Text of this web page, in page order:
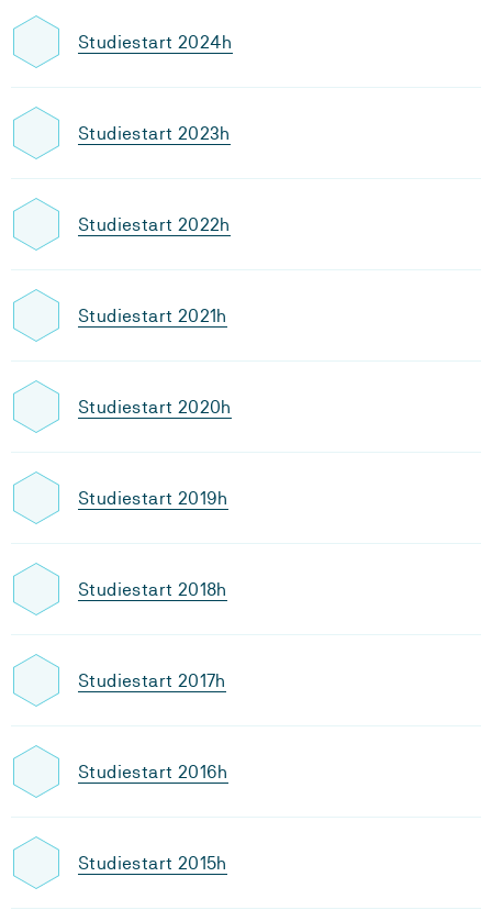
Studiestart 2024h
Studiestart 2023h
Studiestart 2022h
Studiestart 2021h
Studiestart 2020h
Studiestart 2019h
Studiestart 2018h
Studiestart 2017h
Studiestart 2016h
Studiestart 2015h